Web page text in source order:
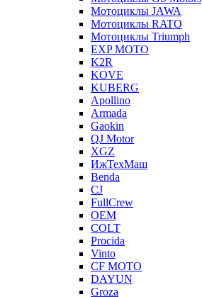
Мотоциклы JAWA
Мотоциклы RATO
Мотоциклы Triumph
EXP MOTO
K2R
KOVE
KUBERG
Apollino
Armada
Gaokin
QJ Motor
XGZ
ИжТехМаш
Benda
CJ
FullCrew
OEM
COLT
Procida
Vinto
CF MOTO
DAYUN
Groza